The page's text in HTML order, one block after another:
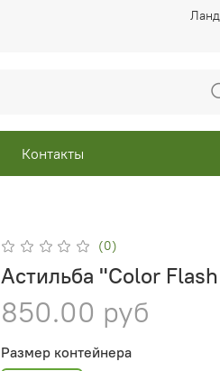
Контакты
(0)
Астильба "Color
850.00 руб
Размер контейнера